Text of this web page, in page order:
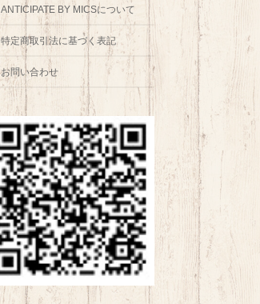
ANTICIPATE BY MICSについて
特定商取引法に基づく表記
お問い合わせ